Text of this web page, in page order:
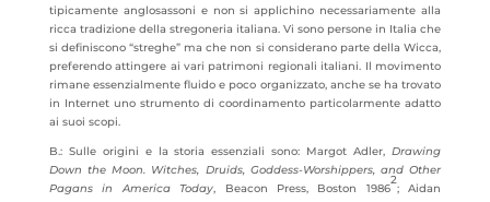
tipicamente anglosassoni e non si applichino necessariamente alla
ricca tradizione della stregoneria italiana. Vi sono persone in Italia che
si definiscono “streghe” ma che non si considerano parte della Wicca,
preferendo attingere ai vari patrimoni regionali italiani. Il movimento
rimane essenzialmente fluido e poco organizzato, anche se ha trovato
in Internet uno strumento di coordinamento particolarmente adatto
ai suoi scopi.
B.: Sulle origini e la storia essenziali sono: Margot Adler,Drawing
Down the Moon. Witches, Druids, Goddess-Worshippers, and Other
Pagans in America Today, Beacon Press, Boston 1986
2
; Aidan